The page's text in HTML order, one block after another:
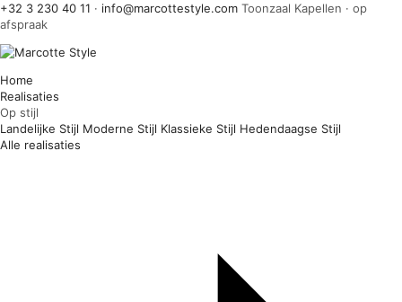
+32 3 230 40 11 · info@marcottestyle.com Toonzaal Kapellen · op
afspraak
Home
Realisaties
Op stijl
Landelijke Stijl Moderne Stijl Klassieke Stijl Hedendaagse Stijl
Alle realisaties